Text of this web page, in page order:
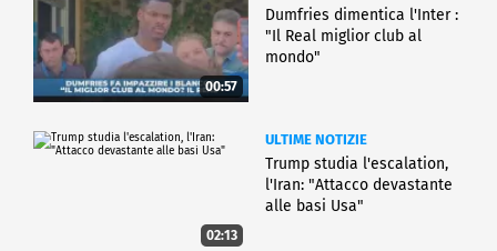
00:57
Dumfries dimentica l'Inter :
"Il Real miglior club al
mondo"
02:13
ULTIME NOTIZIE
Trump studia l'escalation,
l'Iran: "Attacco devastante
alle basi Usa"